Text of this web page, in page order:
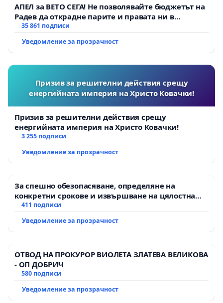
АПЕЛ за ВЕТО СЕГА! Не позволявайте бюджетът на
Радев да открадне парите и правата ни в
тъмното
35 861 подписи
Уведомление за прозрачност
Призив за решителни действия срещу
енергийната империя на Христо Ковачки!
Призив за решителни действия срещу
енергийната империя на Христо Ковачки!
3 255 подписи
Уведомление за прозрачност
За спешно обезопасяване, определяне на
конкретни срокове и извършване на цялостна
рехабилитация на републиканския път между
Мирово - к.к. Момин проход
411 подписи
Уведомление за прозрачност
ОТВОД НА ПРОКУРОР ВИОЛЕТА ЗЛАТЕВА ВЕЛИКОВА
- ОП ДОБРИЧ
580 подписи
Уведомление за прозрачност